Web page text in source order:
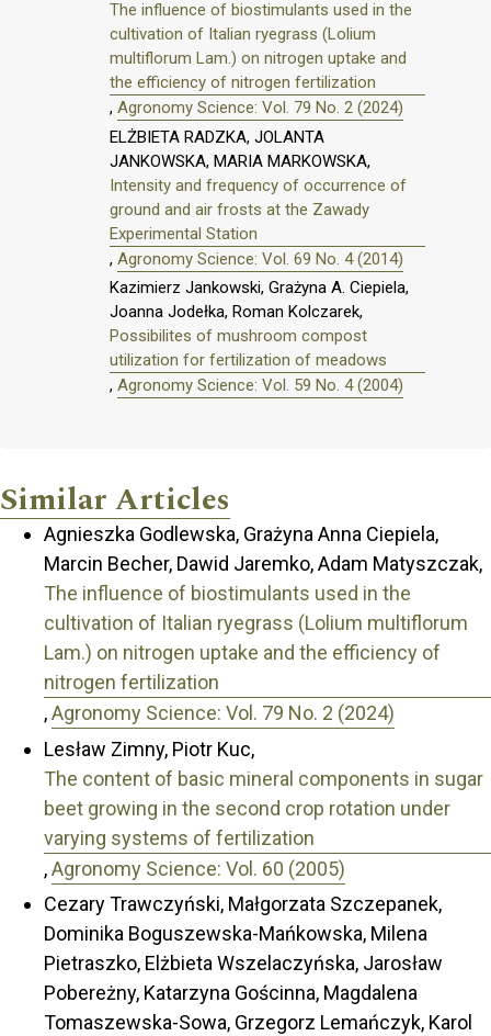
The influence of biostimulants used in the
cultivation of Italian ryegrass (Lolium
multiflorum Lam.) on nitrogen uptake and
the efficiency of nitrogen fertilization
, Agronomy Science: Vol. 79 No. 2 (2024)
ELŻBIETA RADZKA, JOLANTA
JANKOWSKA, MARIA MARKOWSKA,
Intensity and frequency of occurrence of
ground and air frosts at the Zawady
Experimental Station
, Agronomy Science: Vol. 69 No. 4 (2014)
Kazimierz Jankowski, Grażyna A. Ciepiela,
Joanna Jodełka, Roman Kolczarek,
Possibilites of mushroom compost
utilization for fertilization of meadows
, Agronomy Science: Vol. 59 No. 4 (2004)
Similar Articles
Agnieszka Godlewska, Grażyna Anna Ciepiela,
Marcin Becher, Dawid Jaremko, Adam Matyszczak,
The influence of biostimulants used in the
cultivation of Italian ryegrass (Lolium multiflorum
Lam.) on nitrogen uptake and the efficiency of
nitrogen fertilization
,Agronomy Science: Vol. 79 No. 2 (2024)
Lesław Zimny, Piotr Kuc,
The content of basic mineral components in sugar
beet growing in the second crop rotation under
varying systems of fertilization
,Agronomy Science: Vol. 60 (2005)
Cezary Trawczyński, Małgorzata Szczepanek,
Dominika Boguszewska-Mańkowska, Milena
Pietraszko, Elżbieta Wszelaczyńska, Jarosław
Pobereżny, Katarzyna Gościnna, Magdalena
Tomaszewska-Sowa, Grzegorz Lemańczyk, Karol